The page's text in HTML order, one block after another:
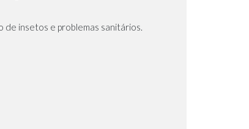
de insetos e problemas sanitários.